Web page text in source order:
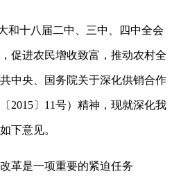
和十八届二中、三中、四中全会
促进农民增收致富，推动农村全
中央、国务院关于深化供销合作
2015〕11号）精神，现就深化我
下意见。
革是一项重要的紧迫任务